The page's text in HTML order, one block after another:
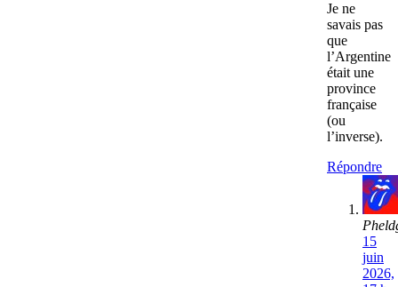
Je ne
savais pas
que
l’Argentine
était une
province
française
(ou
l’inverse).
Répondre
15
juin
2026,